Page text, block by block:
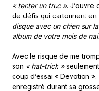
« tenter un truc ». J’ouvre
de défis qui cartonnent en
disque avec un chien sur
album de votre mois de
Avec le risque de me
son « hat-trick »
coup d’essai « Devotion
enregistré durant sa